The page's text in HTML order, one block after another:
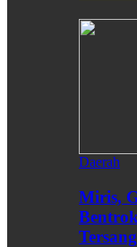
Daerah
Miris,